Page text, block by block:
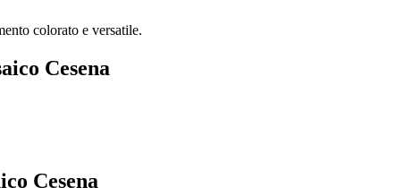
colorato e versatile.
Cesena
Cesena